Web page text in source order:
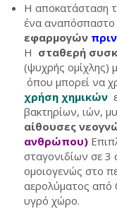
Η αποκατάσταση
ένα
εφαρμογών
Η σταθερή
(ψυχρής ομίχλης)
όπου μπορεί να
χρήση χημικών
βακτηρίων, ιών,
αίθουσες
ανθρώπου)
σταγονιδίων σε 3
ομοιογενώς στο
αερολύματος από
υγρό χώρο.